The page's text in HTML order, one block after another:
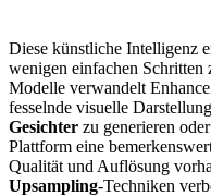
Diese künstliche Intelligenz
wenigen einfachen Schritten
Modelle verwandelt
fesselnde visuelle
Gesichter zu generieren oder
Plattform eine
Qualität und Auflösung
Upsampling-Techniken